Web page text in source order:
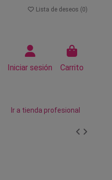
Lista de deseos (0)
Iniciar sesión Carrito
Ir a tienda profesional